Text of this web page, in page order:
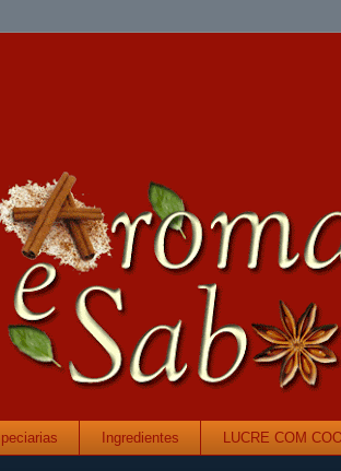
Ingredientes LUCRE COM